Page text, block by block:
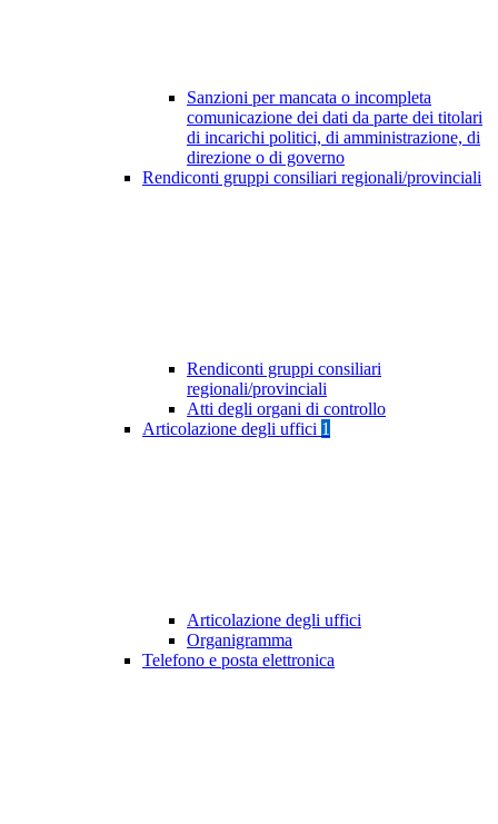
Sanzioni per mancata o incompleta
comunicazione dei dati da parte dei titolari
di incarichi politici, di amministrazione, di
direzione o di governo
Rendiconti gruppi consiliari regionali/provinciali
Rendiconti gruppi consiliari
regionali/provinciali
Atti degli organi di controllo
Articolazione degli uffici 1
Articolazione degli uffici
Organigramma
Telefono e posta elettronica